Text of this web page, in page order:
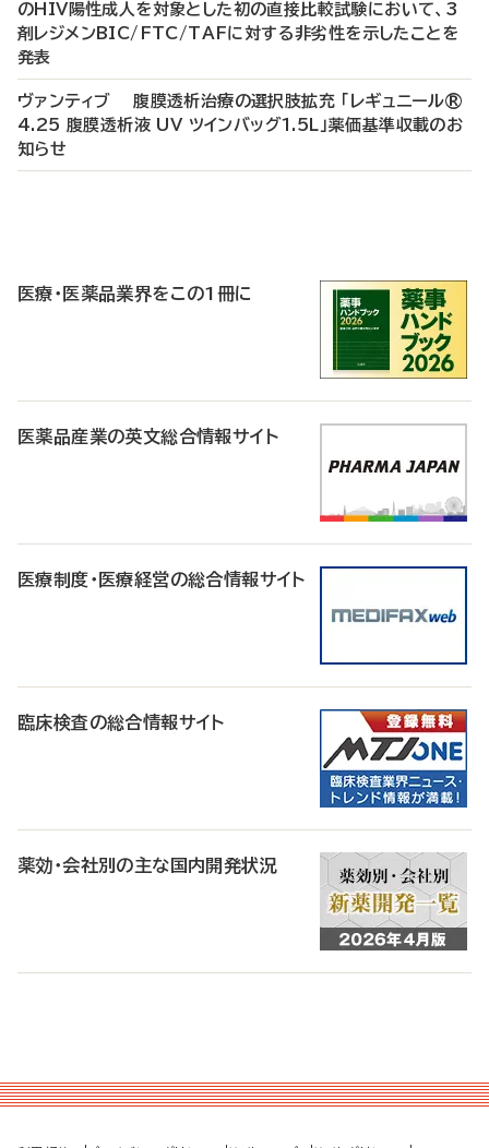
のHIV陽性成人を対象とした初の直接比較試験において、3
剤レジメンBIC/FTC/TAFに対する非劣性を示したことを
発表
ヴァンティブ 腹膜透析治療の選択肢拡充 「レギュニール®
4.25 腹膜透析液 UV ツインバッグ1.5L」薬価基準収載のお
知らせ
医療・医薬品業界をこの1冊に
医薬品産業の英文総合情報サイト
医療制度・医療経営の総合情報サイト
臨床検査の総合情報サイト
薬効・会社別の主な国内開発状況